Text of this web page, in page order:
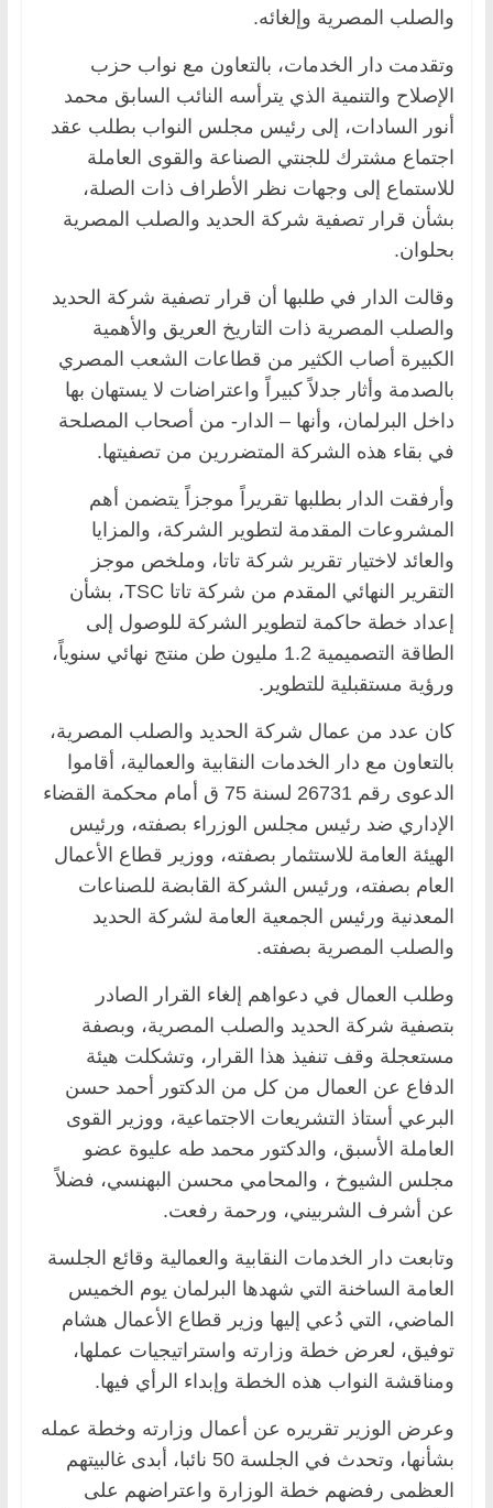
والصلب المصرية وإلغائه.
وتقدمت دار الخدمات، بالتعاون مع نواب حزب
الإصلاح والتنمية الذي يترأسه النائب السابق محمد
أنور السادات، إلى رئيس مجلس النواب بطلب عقد
اجتماع مشترك للجنتي الصناعة والقوى العاملة
للاستماع إلى وجهات نظر الأطراف ذات الصلة،
بشأن قرار تصفية شركة الحديد والصلب المصرية
بحلوان.
وقالت الدار في طلبها أن قرار تصفية شركة الحديد
والصلب المصرية ذات التاريخ العريق والأهمية
الكبيرة أصاب الكثير من قطاعات الشعب المصري
بالصدمة وأثار جدلاً كبيراً واعتراضات لا يستهان بها
داخل البرلمان، وأنها – الدار- من أصحاب المصلحة
في بقاء هذه الشركة المتضررين من تصفيتها.
وأرفقت الدار بطلبها تقريراً موجزاً يتضمن أهم
المشروعات المقدمة لتطوير الشركة، والمزايا
والعائد لاختيار تقرير شركة تاتا، وملخص موجز
التقرير النهائي المقدم من شركة تاتا TSC، بشأن
إعداد خطة حاكمة لتطوير الشركة للوصول إلى
الطاقة التصميمية 1.2 مليون طن منتج نهائي سنوياً،
ورؤية مستقبلية للتطوير.
كان عدد من عمال شركة الحديد والصلب المصرية،
بالتعاون مع دار الخدمات النقابية والعمالية، أقاموا
الدعوى رقم 26731 لسنة 75 ق أمام محكمة القضاء
الإداري ضد رئيس مجلس الوزراء بصفته، ورئيس
الهيئة العامة للاستثمار بصفته، ووزير قطاع الأعمال
العام بصفته، ورئيس الشركة القابضة للصناعات
المعدنية ورئيس الجمعية العامة لشركة الحديد
والصلب المصرية بصفته.
وطلب العمال في دعواهم إلغاء القرار الصادر
بتصفية شركة الحديد والصلب المصرية، وبصفة
مستعجلة وقف تنفيذ هذا القرار، وتشكلت هيئة
الدفاع عن العمال من كل من الدكتور أحمد حسن
البرعي أستاذ التشريعات الاجتماعية، ووزير القوى
العاملة الأسبق، والدكتور محمد طه عليوة عضو
مجلس الشيوخ ، والمحامي محسن البهنسي، فضلاً
عن أشرف الشربيني، ورحمة رفعت.
وتابعت دار الخدمات النقابية والعمالية وقائع الجلسة
العامة الساخنة التي شهدها البرلمان يوم الخميس
الماضي، التي دُعي إليها وزير قطاع الأعمال هشام
توفيق، لعرض خطة وزارته واستراتيجيات عملها،
ومناقشة النواب هذه الخطة وإبداء الرأي فيها.
وعرض الوزير تقريره عن أعمال وزارته وخطة عمله
بشأنها، وتحدث في الجلسة 50 نائبا، أبدى غالبيتهم
العظمى رفضهم خطة الوزارة واعتراضهم على